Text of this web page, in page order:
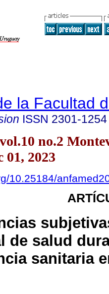
la Facultad
ISSN 2301-1254
no.2
01, 2023
10.25184/
de salud
sanitaria